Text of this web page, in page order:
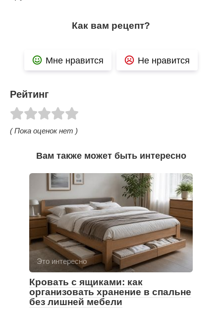
Как вам рецепт?
Мне нравится Не нравится
Рейтинг
( Пока оценок нет )
Вам также может быть интересно
Это интересно
Кровать с ящиками: как
организовать хранение в спальне
без лишней мебели